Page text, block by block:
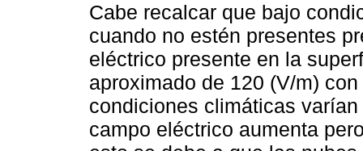
Cabe recalcar que bajo
cuando no estén presentes
eléctrico presente en la
aproximado de 120 (V/m)
condiciones climáticas
campo eléctrico aumenta